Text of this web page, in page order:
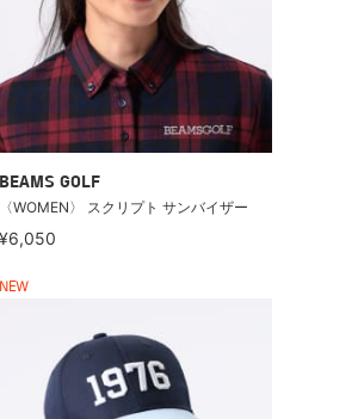
BEAMS GOLF
〈WOMEN〉 スクリプト サンバイザー
¥6,050
NEW